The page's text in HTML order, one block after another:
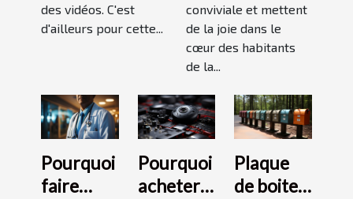
des vidéos. C'est
d'ailleurs pour cette...
conviviale et mettent
de la joie dans le
cœur des habitants
de la...
Pourquoi
faire
Pourquoi
acheter
Plaque
de boite